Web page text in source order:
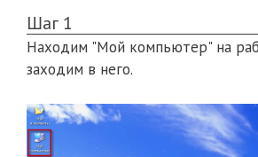
Шаг 1
Находим "Мой компьютер" на
заходим в него.